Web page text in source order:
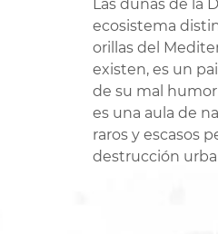
Las dunas de la
ecosistema
orillas del
existen, es un
de su mal
es una aula de
raros y escasos
destrucción